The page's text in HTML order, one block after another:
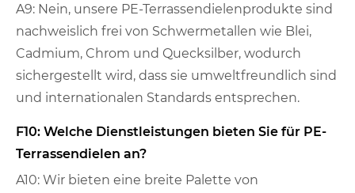
A9: Nein, unsere PE-Terrassendielenprodukte sind
nachweislich frei von Schwermetallen wie Blei,
Cadmium, Chrom und Quecksilber, wodurch
sichergestellt wird, dass sie umweltfreundlich sind
und internationalen Standards entsprechen.
F10: Welche Dienstleistungen bieten Sie für PE-
Terrassendielen an?
A10: Wir bieten eine breite Palette von